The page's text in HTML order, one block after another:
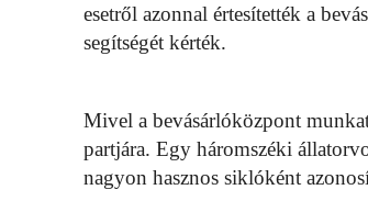
esetről azonnal értesítették a
segítségét kérték.
Mivel a bevásárlóközpont
partjára. Egy háromszéki
nagyon hasznos siklóként